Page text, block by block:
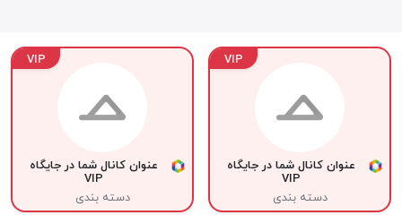
VIP
عنوان کانال شما در جایگاه
VIP
دسته بندی
VIP
عنوان کانال شما در جایگاه
VIP
دسته بندی